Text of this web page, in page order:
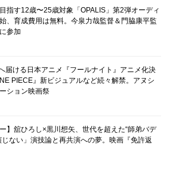
指す12歳〜25歳対象「OPALIS」第2弾オーディ
、育成費用は無料。今泉力哉監督＆門脇康平監
参加
届ける日本アニメ『フールナイト』アニメ化決
PIECE』新ビジュアルなど続々解禁。アヌシ
ション映画祭
ー】舘ひろし×黒川想矢、世代を超えた“師弟バデ
じない」演技論と再共演への夢。映画『免許返